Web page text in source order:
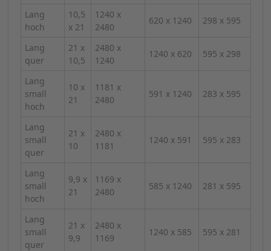
Lang
hoch
10,5
x 21
1240 x
2480
620 x 1240 298 x 595
Lang
quer
21 x
10,5
2480 x
1240
1240 x 620 595 x 298
Lang
small
hoch
10 x
21
1181 x
2480
591 x 1240 283 x 595
Lang
small
quer
21 x
10
2480 x
1181
1240 x 591 595 x 283
Lang
small
hoch
9,9 x
21
1169 x
2480
585 x 1240 281 x 595
Lang
small
quer
21 x
9,9
2480 x
1169
1240 x 585 595 x 281